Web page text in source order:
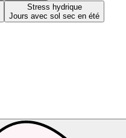
Stress hydrique
Jours avec sol sec en été